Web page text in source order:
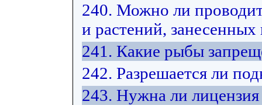
240. Можно ли
и растений,
241. Какие рыбы
242. Разрешается ли
243. Нужна ли